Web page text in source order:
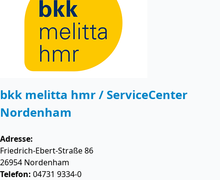
bkk melitta hmr / ServiceCenter
Nordenham
Adresse:
Friedrich-Ebert-Straße 86
26954 Nordenham
Telefon: 04731 9334-0